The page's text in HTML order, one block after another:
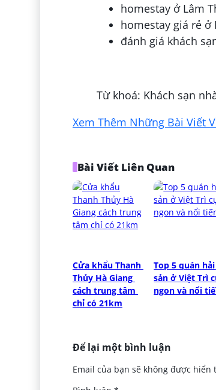
homestay ở Lâm
homestay giá rẻ ở
đánh giá khách
Từ khoá: Khách sạn
Xem Thêm Những Bài Viết
Bài Viết Liên Quan
Cửa khẩu Thanh
Thủy Hà Giang
cách trung tâm
chỉ có 21km
Top 5 quán hải
sản ở Việt Trì
ngon và nổi
Để lại một bình luận
Email của bạn sẽ không được hiển